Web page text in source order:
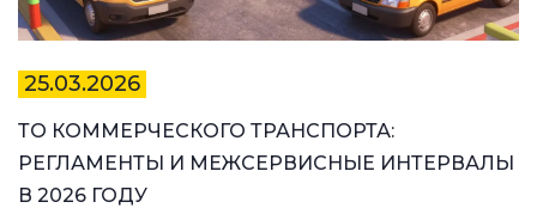
25.03.2026
ТО КОММЕРЧЕСКОГО ТРАНСПОРТА:
РЕГЛАМЕНТЫ И МЕЖСЕРВИСНЫЕ ИНТЕРВАЛЫ
В 2026 ГОДУ